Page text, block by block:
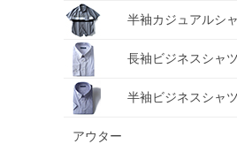
半袖カジュアルシ
長袖ビジネスシャツ
半袖ビジネスシャツ
アウター